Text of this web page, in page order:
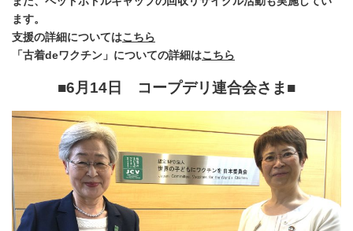
ます。
支援の詳細についてはこちら
「古着deワクチン」についての詳細はこちら
■6月14日 コープデリ連合会さま■